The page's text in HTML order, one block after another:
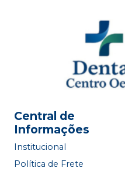
Central de
Informações
Institucional
Política de Frete